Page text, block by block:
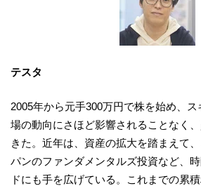
テスタ
2005年から元手300万円で株を始め、
場の動向にさほど影響されることなく
きた。近年は、資産の拡大を踏まえて
パンのファンダメンタルズ投資など、
ドにも手を広げている。これまでの累積